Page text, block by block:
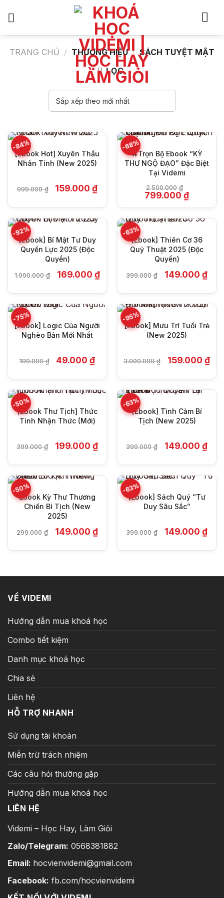
TRANG CHỦ / THƯƠNG HIỆU / SÁCH TUYỆT MẬT
LỌC
-84%
[Ebook Hot] Xuyên Thấu
Nhân Tính (New 2025)
999.000₫ Giá
gốc
159.000₫Giá
-68%
🔥Trọn Bộ Ebook “KỲ
THƯ NGỘ ĐẠO” Đặc Biệt
Tại Videmi
2.500.000₫
Giá
gốc
799.000 ₫Giá
799.000
-92%
[Ebook] Bí Mật Tư Duy
Quyền Lực 2025 (Độc
Quyền)
1.990.000₫ Giá
gốc
169.000 ₫Giá
hiện
-63%
[Ebook] Thiên Cơ 36
Quỷ Thuật 2025 (Độc
Quyền)
399.000₫ Giá
gốc
149.000 ₫Giá
hiện
-75%
[Ebook] Logic Của Người
Nghèo Bản Mới Nhất
199.000₫ Giá
gốc
49.000₫Giá
-95%
[Ebook] Mưu Trí Tuổi Trẻ
(New 2025)
3.000.000₫ Giá
gốc
159.000 ₫Giá
hiện
-50%
[Ebook Thư Tịch] Thức
Tỉnh Nhận Thức (Mới)
399.000₫ Giá
gốc
199.000 ₫Giá
hiện
-63%
[Ebook] Tình Cảm Bí
Tịch (New 2025)
399.000₫ Giá
gốc
149.000 ₫Giá
hiện
-50%
Ebook Kỳ Thư Thương
Chiến Bí Tịch (New
2025)
299.000₫ Giá
gốc
149.000 ₫Giá
hiện
-63%
[Ebook] Sách Quý “Tư
Duy Sâu Sắc”
399.000₫ Giá
gốc
149.000 ₫Giá
hiện
VỀ VIDEMI
Hướng dẫn mua khoá học
Combo tiết kiệm
Danh mục khoá học
Chia sẻ
Liên hệ
HỖ TRỢ NHANH
Sử dụng tài khoản
Miễn trừ trách nhiệm
Các câu hỏi thường gặp
Hướng dẫn mua khoá học
LIÊN HỆ
Videmi – Học Hay, Làm Giỏi
Zalo/Telegram: 0568381882
Email: hocvienvidemi@gmail.com
Facebook: fb.com/hocvienvidemi